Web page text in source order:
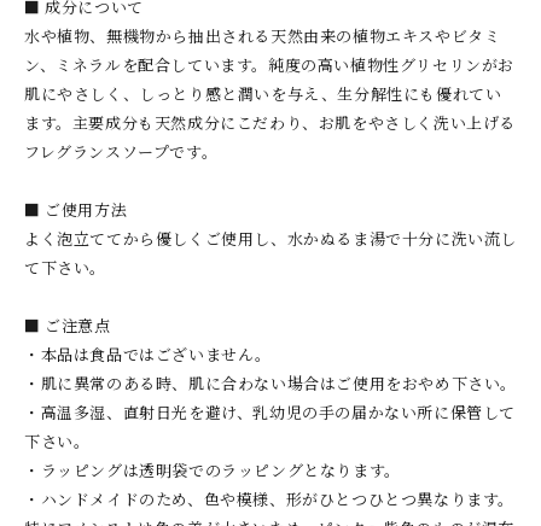
■ 成分について
水や植物、無機物から抽出される天然由来の植物エキスやビタミ
ン、ミネラルを配合しています。純度の高い植物性グリセリンがお
肌にやさしく、しっとり感と潤いを与え、生分解性にも優れてい
ます。主要成分も天然成分にこだわり、お肌をやさしく洗い上げる
フレグランスソープです。
■ ご使用方法
よく泡立ててから優しくご使用し、水かぬるま湯で十分に洗い流し
て下さい。
■ ご注意点
・本品は食品ではございません。
・肌に異常のある時、肌に合わない場合はご使用をおやめ下さい。
・高温多湿、直射日光を避け、乳幼児の手の届かない所に保管して
下さい。
・ラッピングは透明袋でのラッピングとなります。
・ハンドメイドのため、色や模様、形がひとつひとつ異なります。